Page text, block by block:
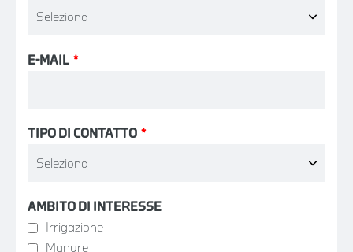
E-MAIL *
TIPO DI CONTATTO *
AMBITO DI INTERESSE
Irrigazione
Manure